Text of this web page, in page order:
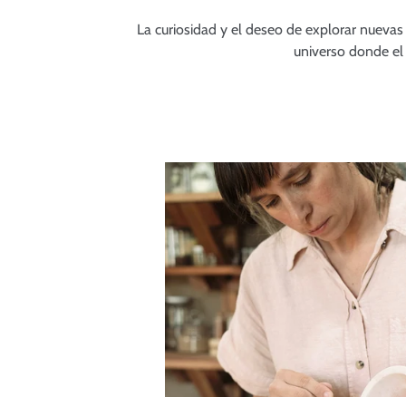
La curiosidad y el deseo de explorar
universo donde